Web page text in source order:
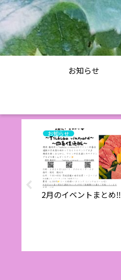
お知らせ
お知らせ
2月のイベントまとめ‼️